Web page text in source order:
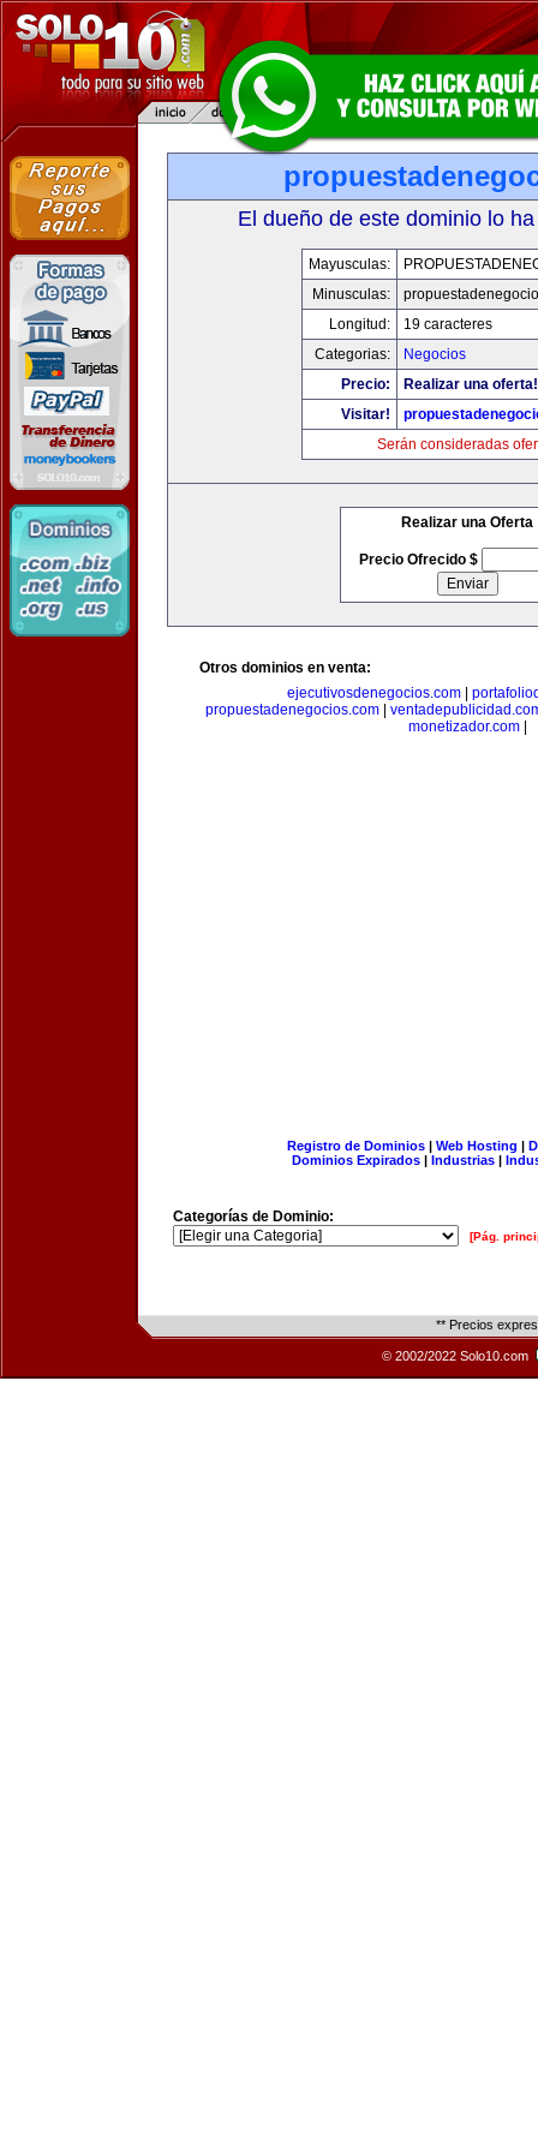
El dueño de este dominio lo
Mayusculas:
Minusculas:
Longitud:
19 caracteres
Categorias:
Negocios
Precio:
Realizar una oferta!
Visitar!
Serán consideradas
Realizar una Oferta
Precio Ofrecido $
Otros dominios en venta:
ejecutivosdenegocios.com|
propuestadenegocios.com
monetizador.com|
Registro de Dominios| Web Hosting |
Dominios Expirados | Industrias |
Categorías de Dominio:
[Pág.
** Precios
© 2002/2022 Solo10.com